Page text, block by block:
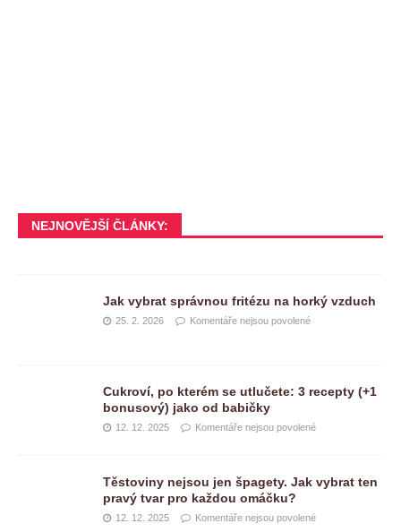
NEJNOVĚJŠÍ ČLÁNKY:
Jak vybrat správnou fritézu na horký vzduch
25. 2. 2026 Komentáře nejsou povolené
Cukroví, po kterém se utlučete: 3 recepty (+1
bonusový) jako od babičky
12. 12. 2025 Komentáře nejsou povolené
Těstoviny nejsou jen špagety. Jak vybrat ten
pravý tvar pro každou omáčku?
12. 12. 2025 Komentáře nejsou povolené